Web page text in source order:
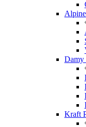
Damy
Kraft